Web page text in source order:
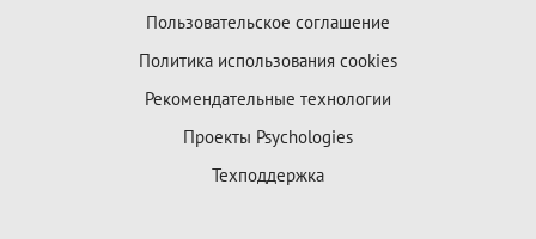
Пользовательское соглашение
Политика использования cookies
Рекомендательные технологии
Проекты Psychologies
Техподдержка